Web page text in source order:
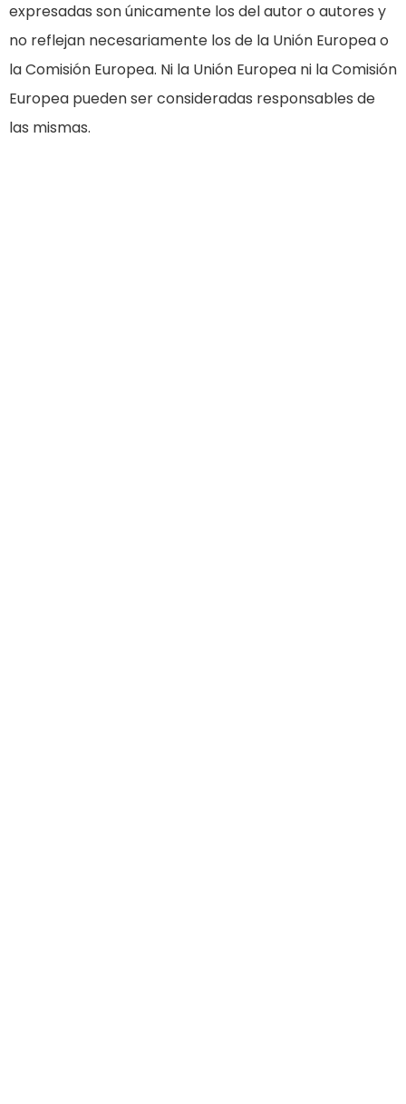
expresadas son únicamente los del autor o autores y
no reflejan necesariamente los de la Unión Europea o
la Comisión Europea. Ni la Unión Europea ni la Comisión
Europea pueden ser consideradas responsables de
las mismas.